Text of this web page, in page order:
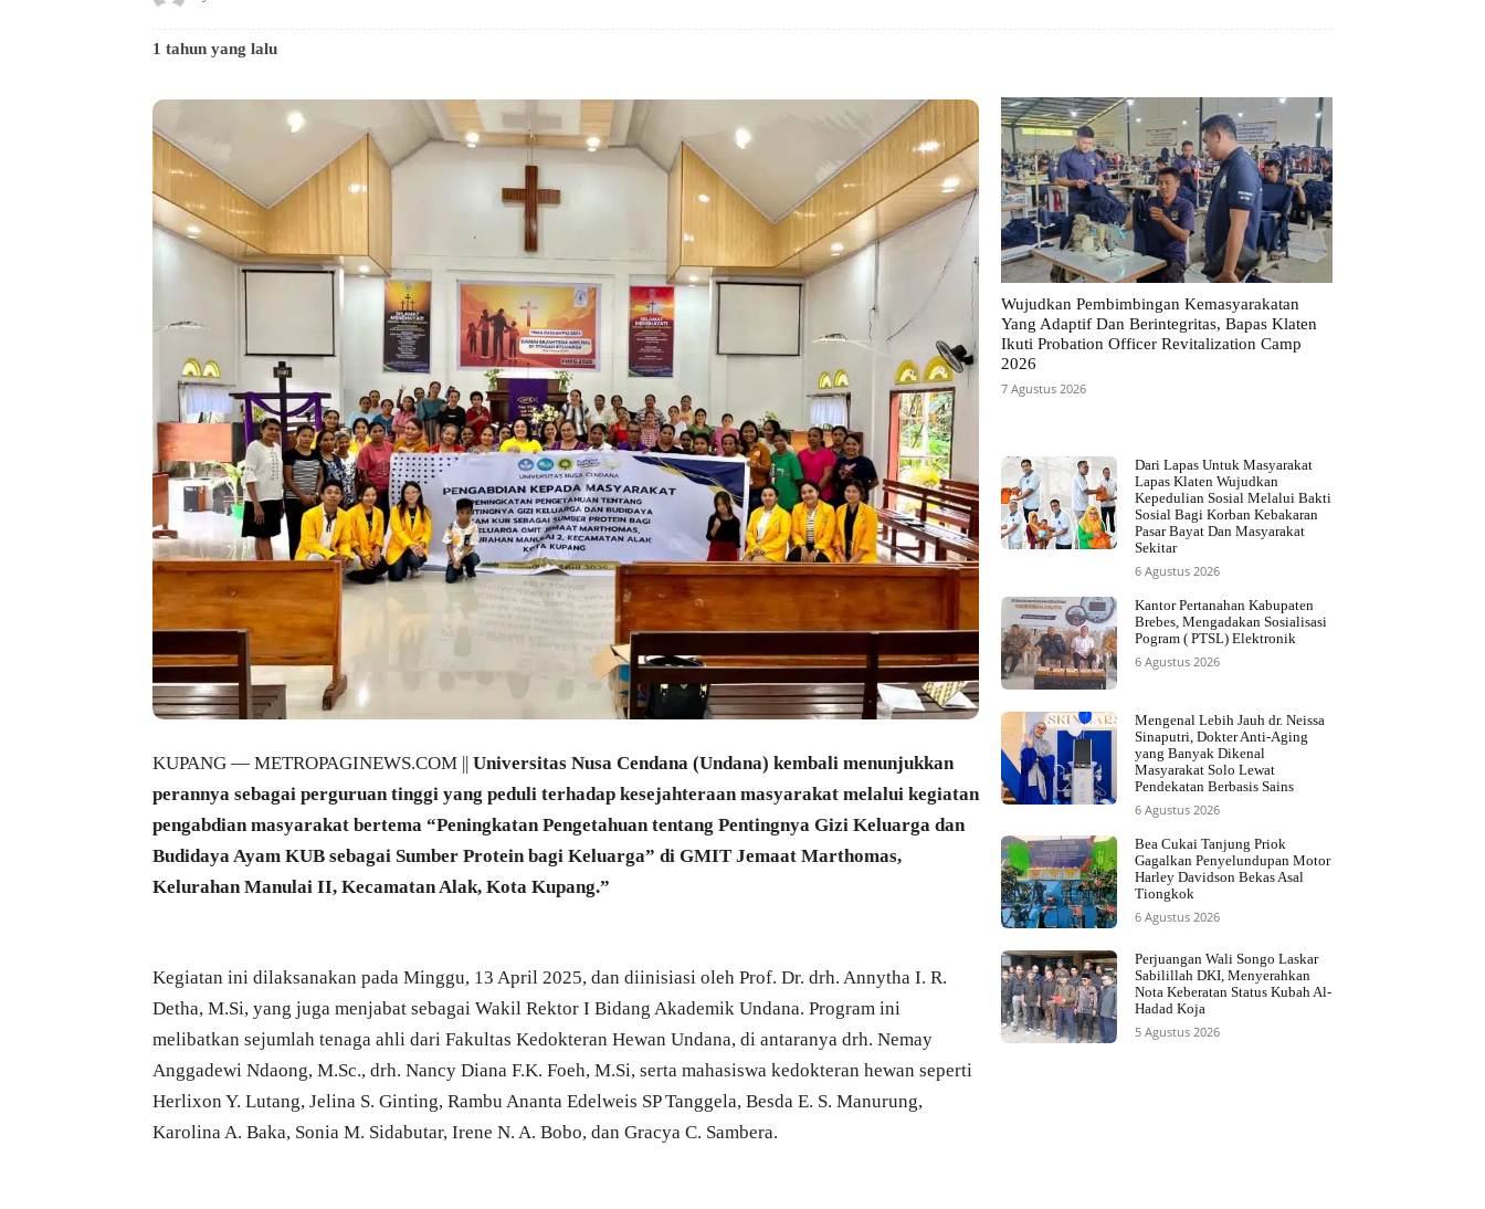
1 tahun yang lalu
KUPANG — METROPAGINEWS.COM || Universitas Nusa Cendana (Undana) kembali menunjukkan
perannya sebagai perguruan tinggi yang peduli terhadap kesejahteraan masyarakat melalui kegiatan
pengabdian masyarakat bertema “Peningkatan Pengetahuan tentang Pentingnya Gizi Keluarga dan
Budidaya Ayam KUB sebagai Sumber Protein bagi Keluarga” di GMIT Jemaat Marthomas,
Kelurahan Manulai II, Kecamatan Alak, Kota Kupang.”
Kegiatan ini dilaksanakan pada Minggu, 13 April 2025, dan diinisiasi oleh Prof. Dr. drh. Annytha I. R.
Detha, M.Si, yang juga menjabat sebagai Wakil Rektor I Bidang Akademik Undana. Program ini
melibatkan sejumlah tenaga ahli dari Fakultas Kedokteran Hewan Undana, di antaranya drh. Nemay
Anggadewi Ndaong, M.Sc., drh. Nancy Diana F.K. Foeh, M.Si, serta mahasiswa kedokteran hewan seperti
Herlixon Y. Lutang, Jelina S. Ginting, Rambu Ananta Edelweis SP Tanggela, Besda E. S. Manurung,
Karolina A. Baka, Sonia M. Sidabutar, Irene N. A. Bobo, dan Gracya C. Sambera.
Wujudkan Pembimbingan Kemasyarakatan
Yang Adaptif Dan Berintegritas, Bapas Klaten
Ikuti Probation Officer Revitalization Camp
2026
7 Agustus 2026
Dari Lapas Untuk Masyarakat
Lapas Klaten Wujudkan
Kepedulian Sosial Melalui Bakti
Sosial Bagi Korban Kebakaran
Pasar Bayat Dan Masyarakat
Sekitar
6 Agustus 2026
Kantor Pertanahan Kabupaten
Brebes, Mengadakan Sosialisasi
Pogram ( PTSL) Elektronik
6 Agustus 2026
Mengenal Lebih Jauh dr. Neissa
Sinaputri, Dokter Anti-Aging
yang Banyak Dikenal
Masyarakat Solo Lewat
Pendekatan Berbasis Sains
6 Agustus 2026
Bea Cukai Tanjung Priok
Gagalkan Penyelundupan Motor
Harley Davidson Bekas Asal
Tiongkok
6 Agustus 2026
Perjuangan Wali Songo Laskar
Sabilillah DKI, Menyerahkan
Nota Keberatan Status Kubah Al-
Hadad Koja
5 Agustus 2026